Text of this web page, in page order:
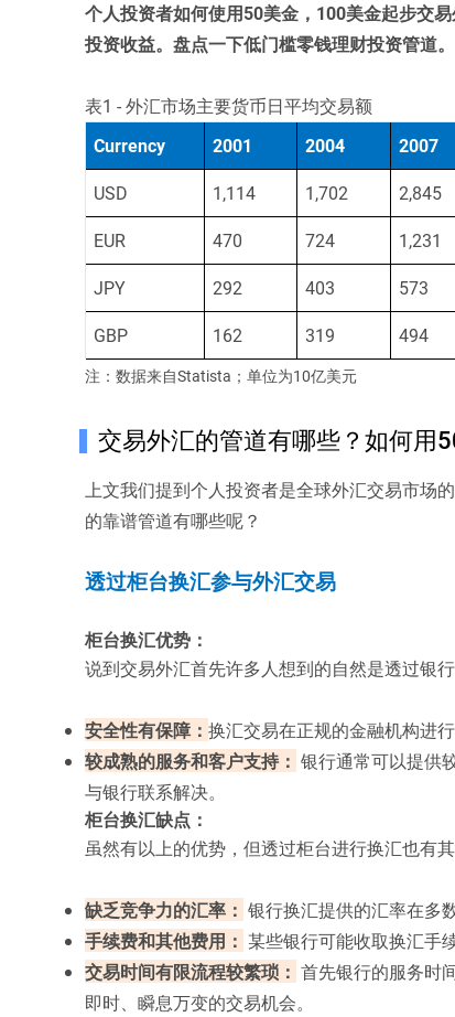
个人投资者如何使用50美金，100美金起步交
投资收益。盘点一下低门槛零钱理财投资管道。
表1 - 外汇市场主要货币日平均交易额
Currency
2001 2004 2007
USD 1,114 1,702 2,845
EUR 470 724 1,231
JPY 292 403 573
GBP 162 319 494
注： 数据来自Statista；单位为10亿美元
交易外汇的管道有哪些？如何用
上文我们提到个人投资者是全球外汇交易市场
的靠谱管道有哪些呢？
透过柜台换汇参与外汇交易
柜台换汇优势：
说到交易外汇首先许多人想到的自然是透过银
安全性有保障： 换汇交易在正规的金融机构进
较成熟的服务和客户支持： 银行通常可以提供
与银行联系解决。
柜台换汇缺点：
虽然有以上的优势，但透过柜台进行换汇也有
缺乏竞争力的汇率： 银行换汇提供的汇率在多
手续费和其他费用： 某些银行可能收取换汇手
交易时间有限流程较繁琐： 首先银行的服务时
即时、瞬息万变的交易机会。